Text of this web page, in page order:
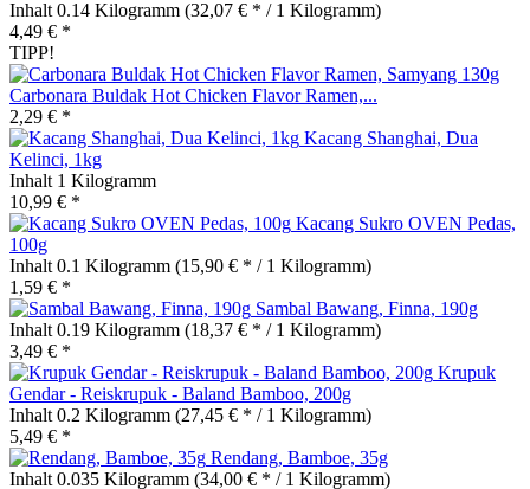
Inhalt 0.14 Kilogramm (32,07 € * / 1 Kilogramm)
4,49 € *
TIPP!
Carbonara Buldak Hot Chicken Flavor Ramen,...
2,29 € *
Kacang Shanghai, Dua
Kelinci, 1kg
Inhalt 1 Kilogramm
10,99 € *
Kacang Sukro OVEN Pedas,
100g
Inhalt 0.1 Kilogramm (15,90 € * / 1 Kilogramm)
1,59 € *
Sambal Bawang, Finna, 190g
Inhalt 0.19 Kilogramm (18,37 € * / 1 Kilogramm)
3,49 € *
Krupuk
Gendar - Reiskrupuk - Baland Bamboo, 200g
Inhalt 0.2 Kilogramm (27,45 € * / 1 Kilogramm)
5,49 € *
Rendang, Bamboe, 35g
Inhalt 0.035 Kilogramm (34,00 € * / 1 Kilogramm)